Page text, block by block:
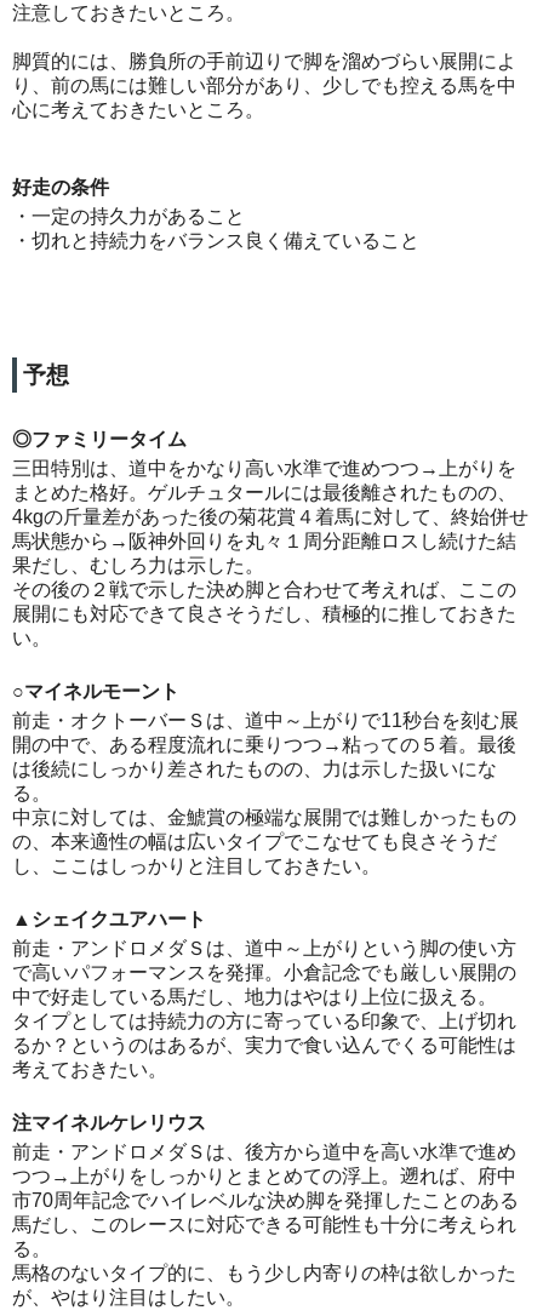
注意しておきたいところ。
脚質的には、勝負所の手前辺りで脚を溜めづらい展開によ
り、前の馬には難しい部分があり、少しでも控える馬を中
心に考えておきたいところ。
好走の条件
・一定の持久力があること
・切れと持続力をバランス良く備えていること
予想
◎ファミリータイム
三田特別は、道中をかなり高い水準で進めつつ→上がりを
まとめた格好。ゲルチュタールには最後離されたものの、
4kgの斤量差があった後の菊花賞４着馬に対して、終始併せ
馬状態から→阪神外回りを丸々１周分距離ロスし続けた結
果だし、むしろ力は示した。
その後の２戦で示した決め脚と合わせて考えれば、ここの
展開にも対応できて良さそうだし、積極的に推しておきた
い。
○マイネルモーント
前走・オクトーバーＳは、道中～上がりで11秒台を刻む展
開の中で、ある程度流れに乗りつつ→粘っての５着。最後
は後続にしっかり差されたものの、力は示した扱いにな
る。
中京に対しては、金鯱賞の極端な展開では難しかったもの
の、本来適性の幅は広いタイプでこなせても良さそうだ
し、ここはしっかりと注目しておきたい。
▲シェイクユアハート
前走・アンドロメダＳは、道中～上がりという脚の使い方
で高いパフォーマンスを発揮。小倉記念でも厳しい展開の
中で好走している馬だし、地力はやはり上位に扱える。
タイプとしては持続力の方に寄っている印象で、上げ切れ
るか？というのはあるが、実力で食い込んでくる可能性は
考えておきたい。
注マイネルケレリウス
前走・アンドロメダＳは、後方から道中を高い水準で進め
つつ→上がりをしっかりとまとめての浮上。遡れば、府中
市70周年記念でハイレベルな決め脚を発揮したことのある
馬だし、このレースに対応できる可能性も十分に考えられ
る。
馬格のないタイプ的に、もう少し内寄りの枠は欲しかった
が、やはり注目はしたい。